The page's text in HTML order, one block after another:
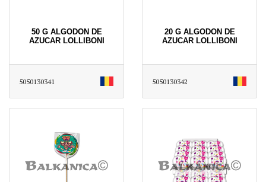
50 G ALGODON DE
AZUCAR LOLLIBONI
5050130341
20 G ALGODON DE
AZUCAR LOLLIBONI
5050130342